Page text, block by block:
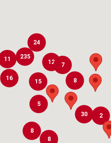
30 2
8
8
5
15
16
235
24
11 12 7
8